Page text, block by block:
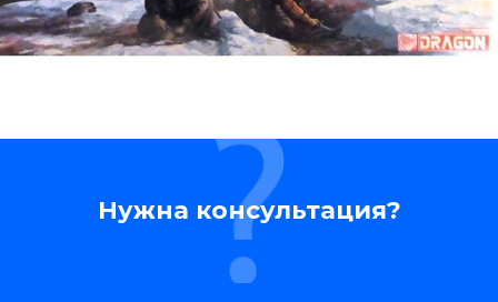
Нужна консультация?